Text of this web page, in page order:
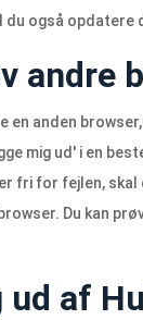
du også opdatere
andre
en anden
mig ud' i en
fri for fejlen,
Du kan
ud af